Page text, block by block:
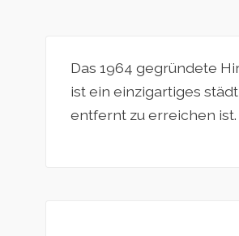
Das 1964 gegründete
ist ein einzigartiges
entfernt zu erreichen ist.